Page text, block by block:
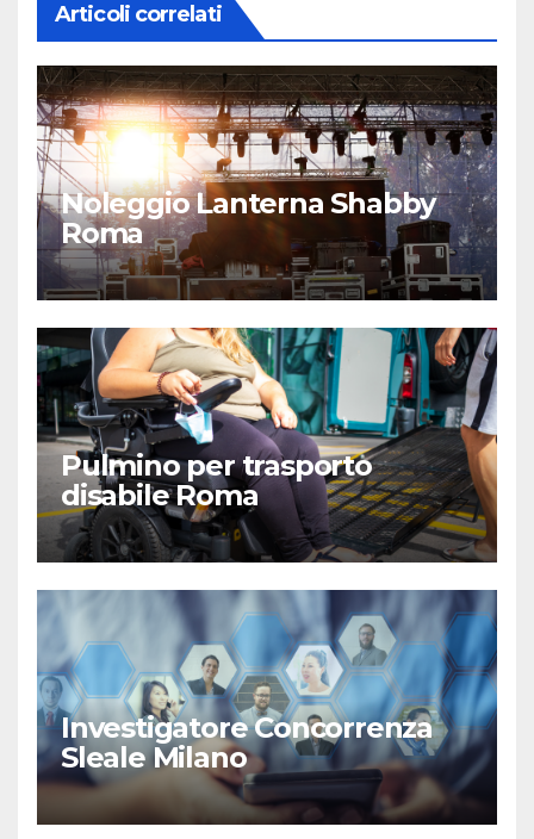
Articoli correlati
Noleggio Lanterna Shabby
Roma
Pulmino per trasporto
disabile Roma
Investigatore Concorrenza
Sleale Milano